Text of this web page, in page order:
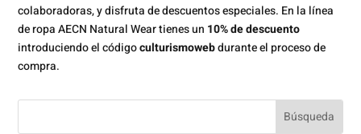
colaboradoras, y disfruta de descuentos especiales. En la línea
de ropa AECN Natural Wear tienes un 10% de descuento
introduciendo el códigoculturismowebdurante el proceso de
compra.